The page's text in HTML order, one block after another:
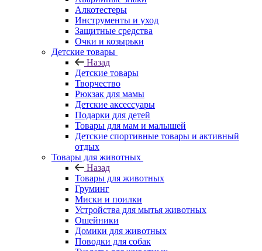
Алкотестеры
Инструменты и уход
Защитные средства
Очки и козырьки
Детские товары
Назад
Детские товары
Творчество
Рюкзак для мамы
Детские аксессуары
Подарки для детей
Товары для мам и малышей
Детские спортивные товары и активный
отдых
Товары для животных
Назад
Товары для животных
Груминг
Миски и поилки
Устройства для мытья животных
Ошейники
Домики для животных
Поводки для собак